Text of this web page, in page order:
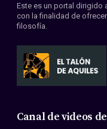
Convenios
Este es un portal dirigido
con la finalidad de
filosofía.
Canal de videos